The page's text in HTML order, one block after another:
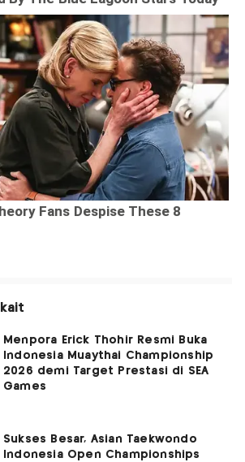
Menpora Erick Thohir Resmi Buka
Indonesia Muaythai Championship
2026 demi Target Prestasi di SEA
Games
Sukses Besar, Asian Taekwondo
Indonesia Open Championships